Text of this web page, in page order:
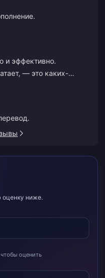
и эффективно.
— это каких-
оценку ниже.
оценить